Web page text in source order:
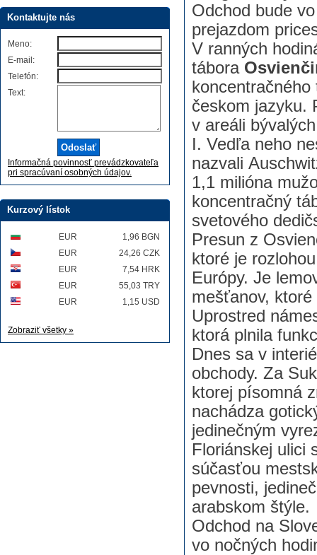
Odchod bude
prejazdom
V ranných
tábora
českom jazyku.
v areáli
I. Vedľa neho
nazvali
1,1 milióna
koncentračný
svetového
Presun z
ktoré je
Európy. Je
mešťanov,
Uprostred
ktorá plnila
Dnes sa v
obchody. Za
ktorej písomná
nachádza
jedinečným
Floriánskej ulici
súčasťou
pevnosti,
arabskom štýle.
Odchod na
vo nočných
Kontaktujte nás
Meno:
E-mail:
Telefón:
Text:
Informačná povinnosť prevádzkovateľa
pri spracúvaní osobných údajov.
Kurzový lístok
EUR
1,96 BGN
EUR
24,26 CZK
EUR
7,54 HRK
EUR
55,03 TRY
EUR
1,15 USD
Zobraziť všetky »